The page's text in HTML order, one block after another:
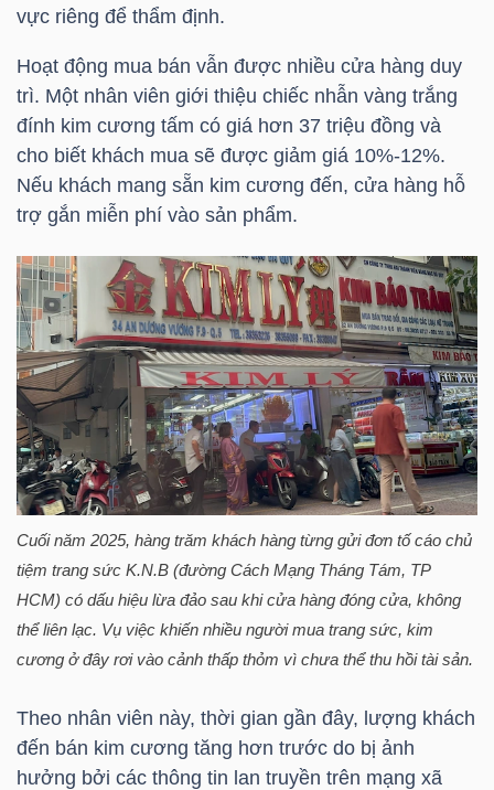
vực riêng để thẩm định.
Hoạt động mua bán vẫn được nhiều cửa hàng duy
trì. Một nhân viên giới thiệu chiếc nhẫn vàng trắng
đính kim cương tấm có giá hơn 37 triệu đồng và
cho biết khách mua sẽ được giảm giá 10%-12%.
Nếu khách mang sẵn kim cương đến, cửa hàng hỗ
trợ gắn miễn phí vào sản phẩm.
Cuối năm 2025, hàng trăm khách hàng từng gửi đơn tố cáo chủ
tiệm trang sức K.N.B (đường Cách Mạng Tháng Tám, TP
HCM) có dấu hiệu lừa đảo sau khi cửa hàng đóng cửa, không
thể liên lạc. Vụ việc khiến nhiều người mua trang sức, kim
cương ở đây rơi vào cảnh thấp thỏm vì chưa thể thu hồi tài sản.
Theo nhân viên này, thời gian gần đây, lượng khách
đến bán kim cương tăng hơn trước do bị ảnh
hưởng bởi các thông tin lan truyền trên mạng xã
ĐÔNG
DƯƠNG
CHÍNH
CÁ
NHÂN
PHÂN
TÍCH
VIETSTOCKFINANCE
VĨ
MÔ
NGÀNH